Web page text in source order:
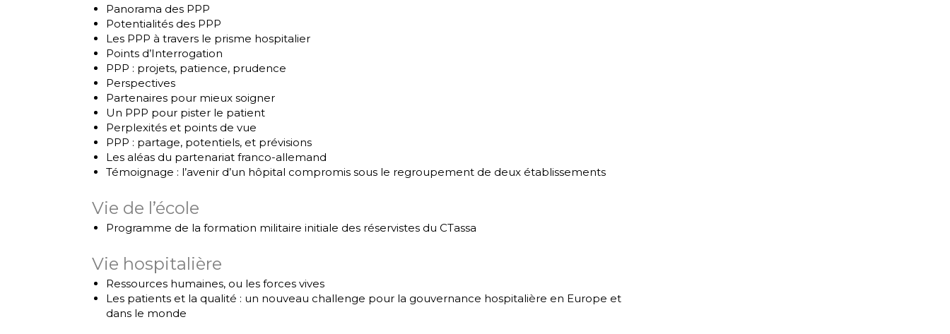
Panorama des PPP
Potentialités des PPP
Les PPP à travers le prisme hospitalier
Points d’Interrogation
PPP : projets, patience, prudence
Perspectives
Partenaires pour mieux soigner
Un PPP pour pister le patient
Perplexités et points de vue
PPP : partage, potentiels, et prévisions
Les aléas du partenariat franco-allemand
Témoignage : l’avenir d’un hôpital compromis sous le regroupement de deux établissements
Vie de l’école
Programme de la formation militaire initiale des réservistes du CTassa
Vie hospitalière
Ressources humaines, ou les forces vives
Les patients et la qualité : un nouveau challenge pour la gouvernance hospitalière en Europe et
dans le monde